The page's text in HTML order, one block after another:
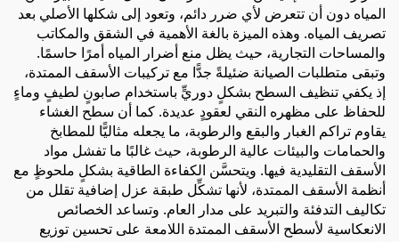
المياه دون أن تتعرض لأي ضرر دائم، وتعود إلى شكلها الأصلي بعد
تصريف المياه. وهذه الميزة بالغة الأهمية في الشقق والمكاتب
والمساحات التجارية، حيث يظل منع أضرار المياه أمرًا حاسمًا.
وتبقى متطلبات الصيانة ضئيلةً جدًّا مع تركيبات الأسقف الممتدة،
إذ يكفي تنظيف السطح بشكلٍ دوريٍّ باستخدام صابونٍ لطيفٍ وماءٍ
للحفاظ على مظهره النقي لعقودٍ عديدة. كما أن سطح الغشاء
يقاوم تراكم الغبار والبقع والرطوبة، ما يجعله مثاليًّا للمطابخ
والحمامات والبيئات عالية الرطوبة، حيث غالبًا ما تفشل مواد
الأسقف التقليدية فيها. ويتحسَّن الكفاءة الطاقية بشكلٍ ملحوظٍ مع
أنظمة الأسقف الممتدة، لأنها تشكِّل طبقة عزل إضافية تقلل من
تكاليف التدفئة والتبريد على مدار العام. وتساعد الخصائص
الانعكاسية لأسطح الأسقف الممتدة اللامعة على تحسين توزيع